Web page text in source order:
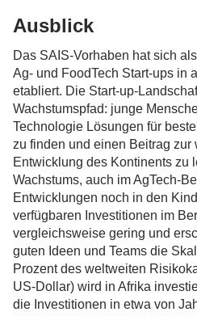
Ausblick
Das SAIS-Vorhaben hat sich
Ag- und FoodTech Start-ups in
etabliert. Die Start-up-
Wachstumspfad: junge
Technologie Lösungen für
zu finden und einen Beitrag zur
Entwicklung des Kontinents zu
Wachstums, auch im AgTech-
Entwicklungen noch in den
verfügbaren Investitionen im
vergleichsweise gering und
guten Ideen und Teams die
Prozent des weltweiten
US-Dollar) wird in Afrika
die Investitionen in etwa von